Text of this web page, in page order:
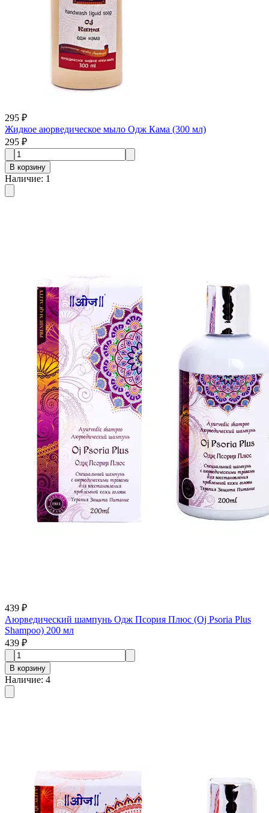
295 ₽
Жидкое аюрведическое мыло Одж Кама (300 мл)
295 ₽
В корзину
Наличие: 1
439 ₽
Аюрведический шампунь Одж Псория Плюс (Oj Psoria Plus
Shampoo) 200 мл
439 ₽
В корзину
Наличие: 4